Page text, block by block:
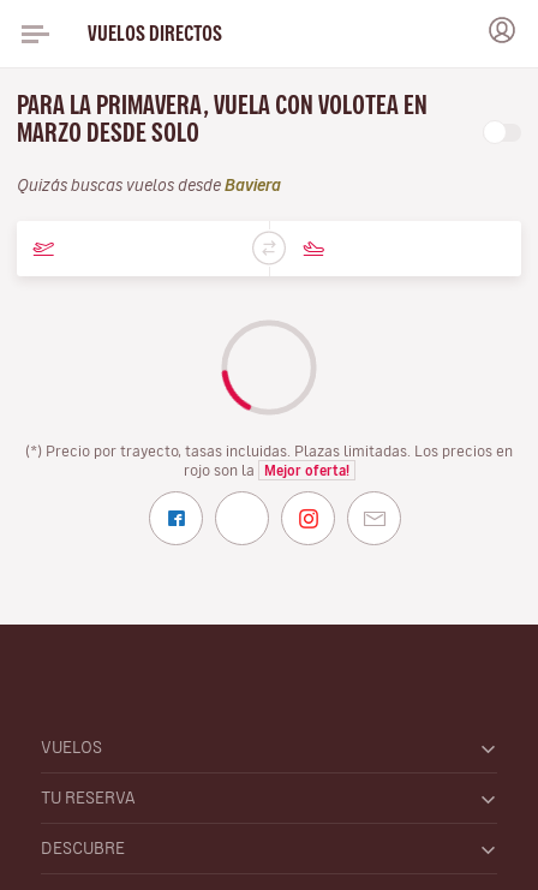
VUELOS DIRECTOS
PARA LA PRIMAVERA, VUELA CON VOLOTEA EN
MARZO DESDE SOLO
Quizás buscas vuelos desde Baviera
(*) Precio por trayecto, tasas incluidas. Plazas limitadas. Los precios en
rojo son la
Mejor oferta!
VUELOS
TU RESERVA
DESCUBRE